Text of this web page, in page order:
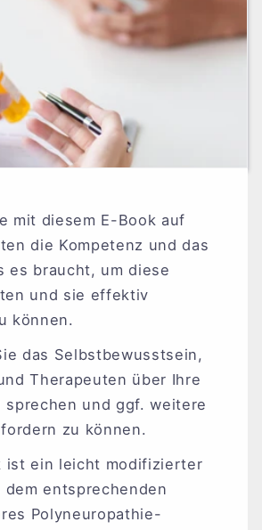
mit diesem E-Book auf
die Kompetenz und das
es braucht, um diese
und sie effektiv
können.
das Selbstbewusstsein,
Therapeuten über Ihre
sprechen und ggf. weitere
zu können.
ist ein leicht modifizierter
dem entsprechenden
Polyneuropathie-